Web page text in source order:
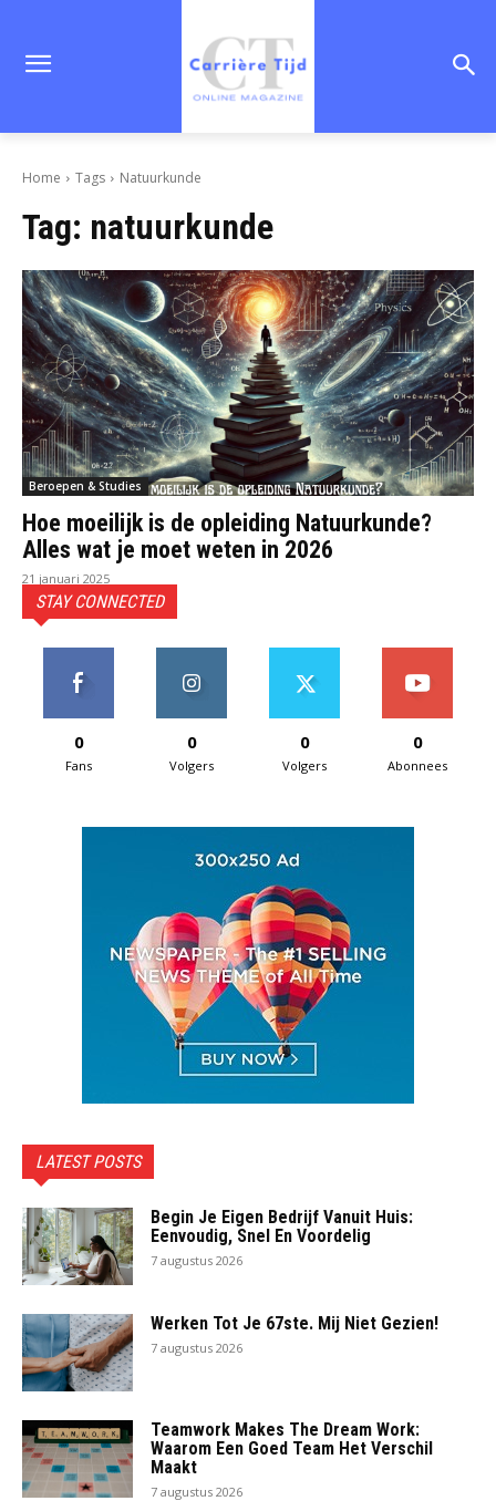
Home Tags Natuurkunde
Tag: natuurkunde
Beroepen & Studies
Hoe moeilijk is de opleiding Natuurkunde?
Alles wat je moet weten in 2026
21 januari 2025
STAY CONNECTED
0
Fans
0
Volgers
0
Volgers
0
Abonnees
LATEST POSTS
Begin Je Eigen Bedrijf Vanuit Huis:
Eenvoudig, Snel En Voordelig
7 augustus 2026
Werken Tot Je 67ste. Mij Niet Gezien!
7 augustus 2026
Teamwork Makes The Dream Work:
Waarom Een Goed Team Het Verschil
Maakt
7 augustus 2026